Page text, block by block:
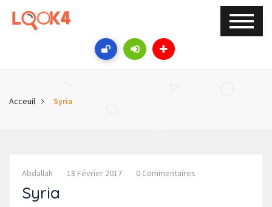
Acceuil Syria
Abdallah 18 Février 2017 0 Commentaires
Syria